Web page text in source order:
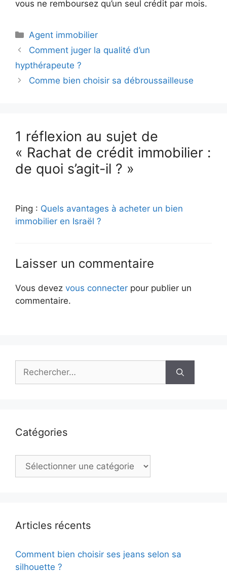
vous ne remboursez qu’un seul crédit par mois.
Catégories
Agent immobilier
Comment juger la qualité d’un
hypthérapeute ?
Comme bien choisir sa débroussailleuse
1 réflexion au sujet de
« Rachat de crédit immobilier :
de quoi s’agit-il ? »
Ping : Quels avantages à acheter un bien
immobilier en Israël ?
Laisser un commentaire
Vous devez vous connecter pour publier un
commentaire.
Rechercher :
Catégories
Catégories
Articles récents
Comment bien choisir ses jeans selon sa
silhouette ?